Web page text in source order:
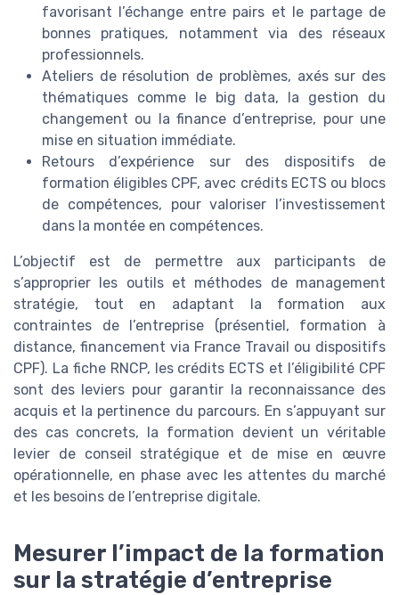
favorisant l’échange entre pairs et le partage de
bonnes pratiques, notamment via des réseaux
professionnels.
Ateliers de résolution de problèmes, axés sur des
thématiques comme le big data, la gestion du
changement ou la finance d’entreprise, pour une
mise en situation immédiate.
Retours d’expérience sur des dispositifs de
formation éligibles CPF, avec crédits ECTS ou blocs
de compétences, pour valoriser l’investissement
dans la montée en compétences.
L’objectif est de permettre aux participants de
s’approprier les outils et méthodes de management
stratégie, tout en adaptant la formation aux
contraintes de l’entreprise (présentiel, formation à
distance, financement via France Travail ou dispositifs
CPF). La fiche RNCP, les crédits ECTS et l’éligibilité CPF
sont des leviers pour garantir la reconnaissance des
acquis et la pertinence du parcours. En s’appuyant sur
des cas concrets, la formation devient un véritable
levier de conseil stratégique et de mise en œuvre
opérationnelle, en phase avec les attentes du marché
et les besoins de l’entreprise digitale.
Mesurer l’impact de la formation
sur la stratégie d’entreprise